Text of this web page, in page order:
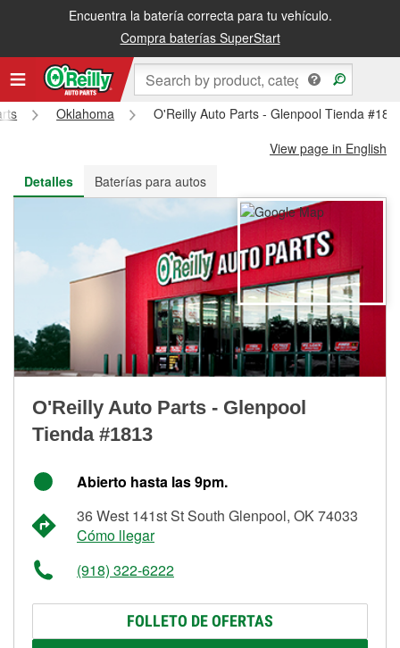
Encuentra la batería correcta para tu vehículo.
Compra baterías SuperStart
Recibe tu orden gratis al día siguiente o recógela en la tienda
Oklahoma
O'Reilly Auto Parts - Glenpool Tienda
View page in English
Detalles
Baterías para autos
O'Reilly Auto Parts - Glenpool
Tienda #1813
Abierto hasta las 9pm.
36 West 141st St South Glenpool, OK 74033
Cómo llegar
(918) 322-6222
FOLLETO DE OFERTAS